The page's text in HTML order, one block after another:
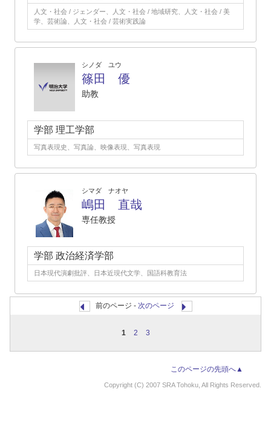
人文・社会 / ジェンダー、人文・社会 / 地域研究、人文・社会 / 美
学、芸術論、人文・社会 / 芸術実践論
シノダ ユウ
篠田 優
助教
学部 理工学部
写真表現史、写真論、映像表現、写真表現
シマダ ナオヤ
嶋田 直哉
専任教授
学部 政治経済学部
日本現代演劇批評、日本近現代文学、国語科教育法
前のページ - 次のページ
1 2 3
このページの先頭へ▲
Copyright (C) 2007 SRA Tohoku, All Rights Reserved.